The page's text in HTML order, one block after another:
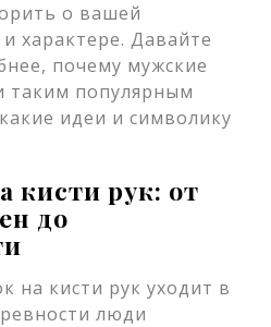
о вашей
характере. Давайте
почему мужские
таким популярным
идеи и символику
кисти рук: от
до
на кисти рук уходит в
люди